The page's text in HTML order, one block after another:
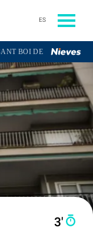
ES
DE LLOBREGAT31,1°
3′